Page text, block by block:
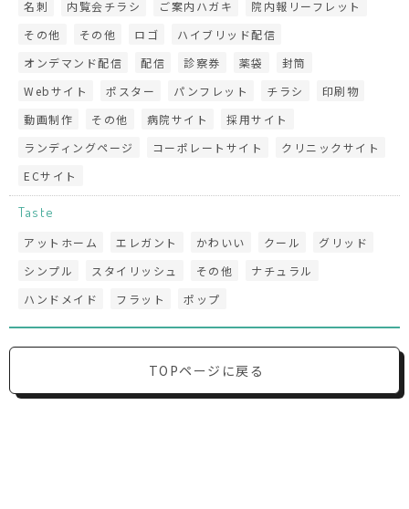
名刺 内覧会チラシ ご案内ハガキ
院内報リーフレット
その他
その他 ロゴ
ハイブリッド配信
オンデマンド配信
配信 診察券 薬袋
封筒
Webサイト
ポスター パンフレット チラシ
印刷物
動画制作
その他 病院サイト
採用サイト
ランディングページ
コーポレートサイト
クリニックサイト
ECサイト
Taste
アットホーム エレガント かわいい クール
グリッド
シンプル
スタイリッシュ その他
ナチュラル
ハンドメイド
フラット ポップ
TOPページに戻る